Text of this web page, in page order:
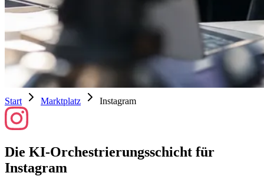
Start Marktplatz Instagram
Die KI-Orchestrierungsschicht für
Instagram